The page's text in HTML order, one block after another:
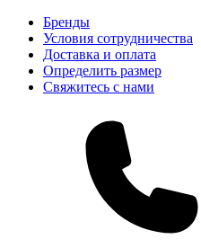
Бренды
Условия сотрудничества
Доставка и оплата
Определить размер
Свяжитесь с нами